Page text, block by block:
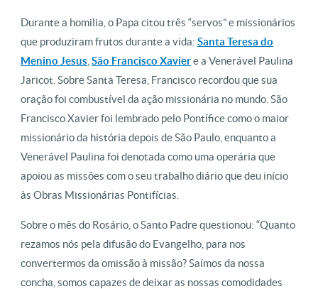
Durante a homilia, o Papa citou três “servos” e missionários
que produziram frutos durante a vida: Santa Teresa do
Menino Jesus São Francisco Xaviere a Venerável Paulina
Jaricot. Sobre Santa Teresa, Francisco recordou que sua
oração foi combustível da ação missionária no mundo. São
Francisco Xavier foi lembrado pelo Pontífice como o maior
missionário da história depois de São Paulo, enquanto a
Venerável Paulina foi denotada como uma operária que
apoiou as missões com o seu trabalho diário que deu início
às Obras Missionárias Pontifícias.
Sobre o mês do Rosário, o Santo Padre questionou: “Quanto
rezamos nós pela difusão do Evangelho, para nos
convertermos da omissão à missão? Saímos da nossa
concha, somos capazes de deixar as nossas comodidades